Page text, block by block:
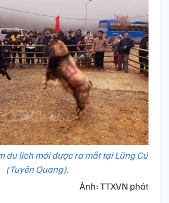
du lịch mới được ra mắt tại Lũng Cú
(Tuyên Quang).
Ảnh: TTXVN phát